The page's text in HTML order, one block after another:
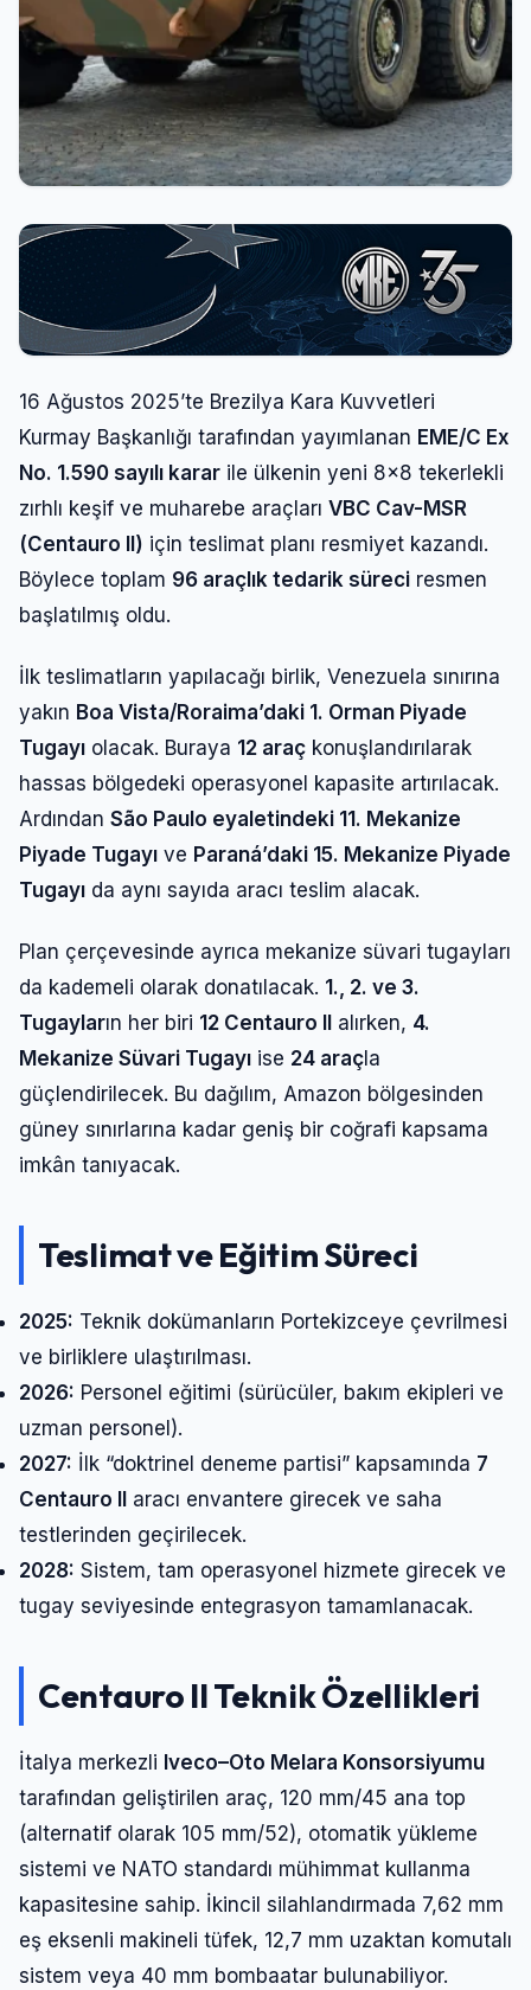
16 Ağustos 2025’te Brezilya Kara Kuvvetleri
Kurmay Başkanlığı tarafından yayımlanan EME/C Ex
No. 1.590 sayılı karar ile ülkenin yeni 8×8 tekerlekli
zırhlı keşif ve muharebe araçları VBC Cav-MSR
(Centauro II) için teslimat planı resmiyet kazandı.
Böylece toplam 96 araçlık tedarik süreci resmen
başlatılmış oldu.
İlk teslimatların yapılacağı birlik, Venezuela sınırına
yakın Boa Vista/Roraima’daki 1. Orman Piyade
Tugayı olacak. Buraya 12 araç konuşlandırılarak
hassas bölgedeki operasyonel kapasite artırılacak.
Ardından São Paulo eyaletindeki 11. Mekanize
Piyade Tugayı ve Paraná’daki 15. Mekanize Piyade
Tugayı da aynı sayıda aracı teslim alacak.
Plan çerçevesinde ayrıca mekanize süvari tugayları
da kademeli olarak donatılacak. 1., 2. ve 3.
Tugayların her biri 12 Centauro II alırken, 4.
Mekanize Süvari Tugayı ise 24 araçla
güçlendirilecek. Bu dağılım, Amazon bölgesinden
güney sınırlarına kadar geniş bir coğrafi kapsama
imkân tanıyacak.
Teslimat ve Eğitim Süreci
2025: Teknik dokümanların Portekizceye çevrilmesi
ve birliklere ulaştırılması.
2026: Personel eğitimi (sürücüler, bakım ekipleri ve
uzman personel).
2027: İlk “doktrinel deneme partisi” kapsamında 7
Centauro II aracı envantere girecek ve saha
testlerinden geçirilecek.
2028: Sistem, tam operasyonel hizmete girecek ve
tugay seviyesinde entegrasyon tamamlanacak.
Centauro II Teknik Özellikleri
İtalya merkezli Iveco–Oto Melara Konsorsiyumu
tarafından geliştirilen araç, 120 mm/45 ana top
(alternatif olarak 105 mm/52), otomatik yükleme
sistemi ve NATO standardı mühimmat kullanma
kapasitesine sahip. İkincil silahlandırmada 7,62 mm
eş eksenli makineli tüfek, 12,7 mm uzaktan komutalı
sistem veya 40 mm bombaatar bulunabiliyor.